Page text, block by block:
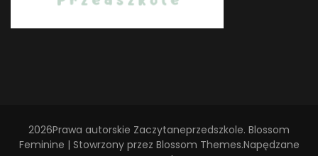
2026Prawa autorskie Zaczytaneprzedszkole. Blossom
Feminine | Stowrzony przez Blossom Themes.Napędzane